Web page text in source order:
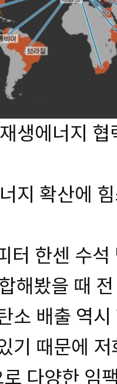
생에너지
지 확산에
터 한센 수
해봤을 때
소 배출 역
기 때문에
다양한 임